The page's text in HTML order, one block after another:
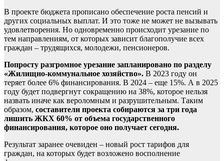
В проекте бюджета прописано обеспечение роста пенсий и
других социальных выплат. И это тоже не может не вызывать
удовлетворения. Но одновременно происходит урезание по
тем направлениям, от которых зависит благополучие всех
граждан – трудящихся, молодежи, пенсионеров.
Попросту разгромное урезание запланировано по разделу
«Жилищно-коммунальное хозяйство». В 2023 году он
теряет более 6% финансирования. В 2024 – еще 15%. А в 2025
году будет подвергнут сокращению на 38%, которое нельзя
назвать иначе как вероломным и разрушительным. Таким
образом, составители проекта собираются за три года
лишить ЖКХ 60% от объема государственного
финансирования, которое оно получает сегодня.
Результат заранее очевиден – новый рост тарифов для
граждан, на которых будет возложено восполнение